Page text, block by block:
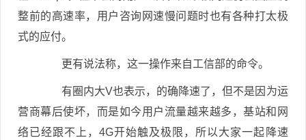
整前的高速率，用户咨询网速慢问题时也有各种打太极
式的应付。
更有说法称，这一操作来自工信部的命令。
有圈内大V也表示，的确降速了，但不是因为运
营商幕后使坏，而是如今用户流量越来越多，基站和网
络已经跟不上，4G开始触及极限，所以大家一起降速